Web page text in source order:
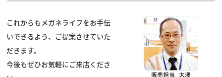
これからもメガネライフをお手伝
いできるよう、ご提案させていた
だきます。
今後もぜひお気軽にご来店くださ